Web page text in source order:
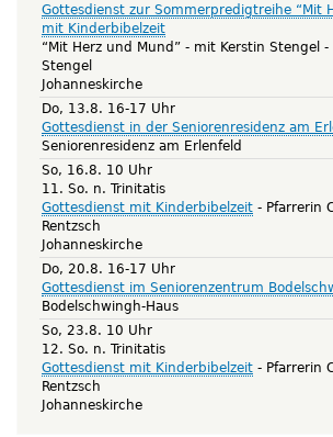
Gottesdienst zur Sommerpredigtreihe “Mit
mit Kinderbibelzeit
“Mit Herz und Mund” - mit Kerstin Stengel
Stengel
Johanneskirche
Do, 13.8. 16-17 Uhr
Gottesdienst in der Seniorenresidenz am
Seniorenresidenz am Erlenfeld
So, 16.8. 10 Uhr
11. So. n. Trinitatis
Gottesdienst mit Kinderbibelzeit
Pfarrerin
Rentzsch
Johanneskirche
Do, 20.8. 16-17 Uhr
Gottesdienst im Seniorenzentrum
Bodelschwingh-Haus
So, 23.8. 10 Uhr
12. So. n. Trinitatis
Gottesdienst mit Kinderbibelzeit
Pfarrerin
Rentzsch
Johanneskirche